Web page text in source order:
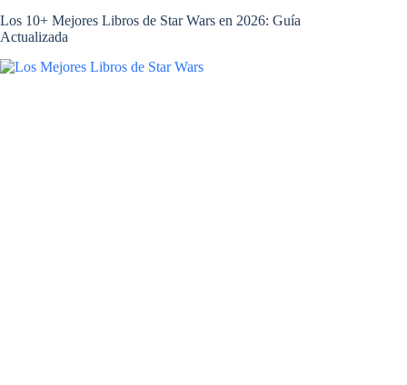
Los 10+ Mejores Libros de Star Wars en 2026: Guía
Actualizada